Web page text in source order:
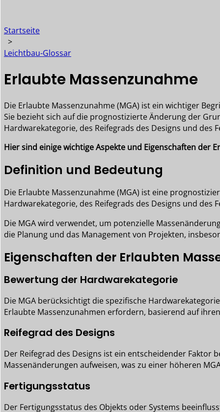
Startseite
>
Leichtbau-Glossar
Erlaubte Massenzunahme
Die Erlaubte Massenzunahme (MGA) ist ein wichtiger
Sie bezieht sich auf die prognostizierte Änderung der
Hardwarekategorie, des Reifegrads des Designs und des
Hier sind einige wichtige Aspekte und Eigenschaften der
Definition und Bedeutung
Die Erlaubte Massenzunahme (MGA) ist eine
Hardwarekategorie, des Reifegrads des Designs und des
Die MGA wird verwendet, um potenzielle
die Planung und das Management von Projekten,
Eigenschaften der Erlaubten
Bewertung der Hardwarekategorie
Die MGA berücksichtigt die spezifische
Erlaubte Massenzunahmen erfordern, basierend auf
Reifegrad des Designs
Der Reifegrad des Designs ist ein entscheidender Faktor
Massenänderungen aufweisen, was zu einer höheren
Fertigungsstatus
Der Fertigungsstatus des Objekts oder Systems